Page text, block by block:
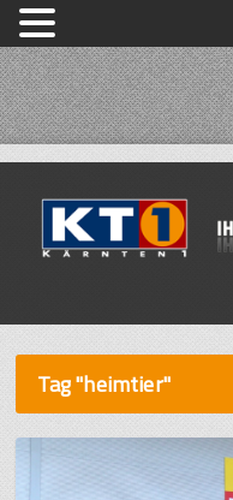
Tag "heimtier"